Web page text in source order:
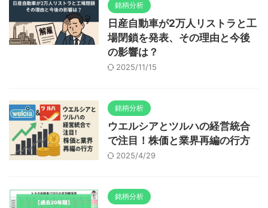
銘柄分析
日産自動車が2万人リストラと工
場閉鎖を発表、その理由と今後
の影響は？
2025/11/15
銘柄分析
ウエルシアとツルハの経営統合
で注目！株価と業界再編の行方
2025/4/29
銘柄分析